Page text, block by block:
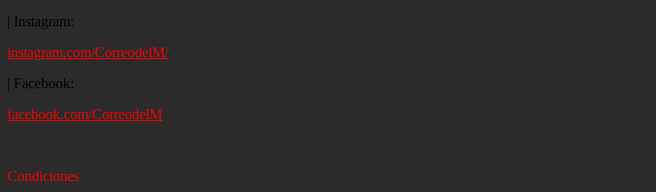
| Instagram:
instagram.com/CorreodelM/
| Facebook:
facebook.com/CorreodelM
Condiciones